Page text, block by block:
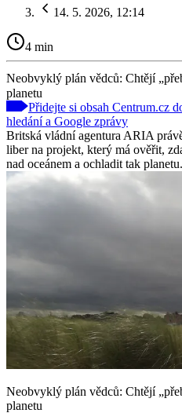
14. 5. 2026, 12:14
4 min
Neobvyklý plán vědců: Chtějí
planetu
Přidejte si obsah Centrum.cz
hledání a Google zprávy
Britská vládní agentura ARIA
liber na projekt, který má ověřit,
nad oceánem a ochladit tak planetu.
Neobvyklý plán vědců: Chtějí
planetu